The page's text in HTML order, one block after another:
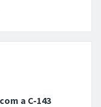
a C-143